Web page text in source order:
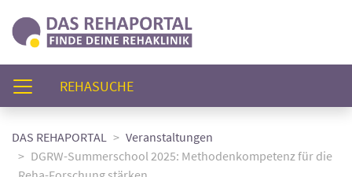
REHASUCHE(AKTUELL)
DAS REHAPORTAL
Veranstaltungen
DGRW-Summerschool 2025: Methodenkompetenz für die